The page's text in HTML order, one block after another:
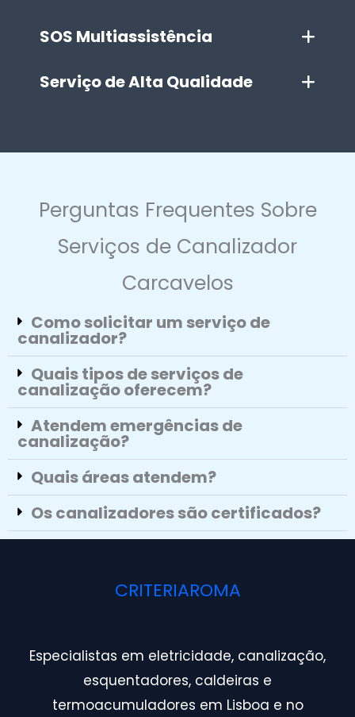
SOS Multiassistência
Serviço de Alta Qualidade
Perguntas Frequentes Sobre
Serviços de Canalizador
Carcavelos
Como solicitar um serviço de
canalizador?
Quais tipos de serviços de
canalização oferecem?
Atendem emergências de
canalização?
Quais áreas atendem?
Os canalizadores são certificados?
CRITERIAROMA
Especialistas em eletricidade, canalização,
esquentadores, caldeiras e
termoacumuladores em Lisboa e no